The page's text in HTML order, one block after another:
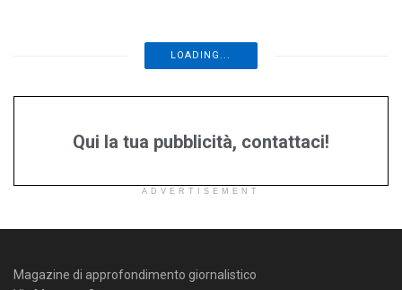
LOADING...
Qui la tua pubblicità, contattaci!
ADVERTISEMENT
Magazine di approfondimento giornalistico